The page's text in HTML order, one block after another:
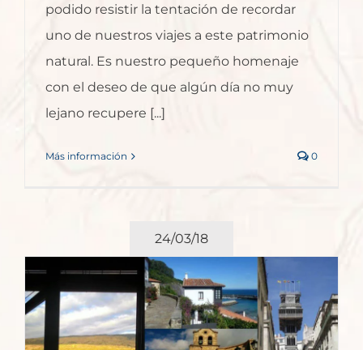
podido resistir la tentación de recordar
uno de nuestros viajes a este patrimonio
natural. Es nuestro pequeño homenaje
con el deseo de que algún día no muy
lejano recupere [...]
Más información 0
24/03/18